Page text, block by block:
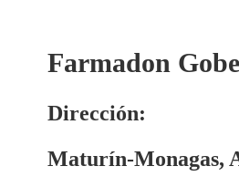
Farmadon
Dirección:
Maturín-Monagas,